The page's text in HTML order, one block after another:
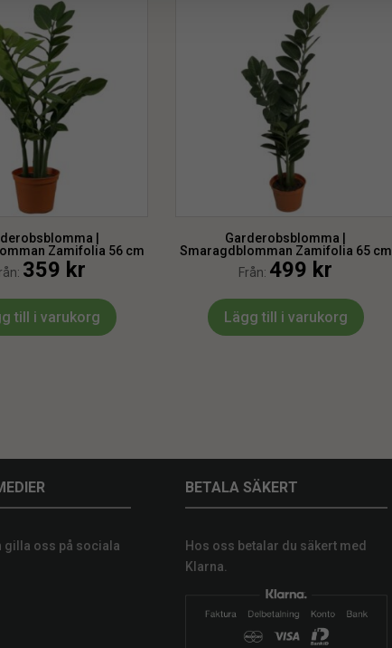
|
Zamifolia 56 cm
359 kr
till i varukorg
Garderobsblomma |
Smaragdblomman Zamifolia 65 cm
Från: 499 kr
Lägg till i varukorg
gilla oss på sociala
BETALA SÄKERT
Hos oss betalar du säkert med
Klarna.